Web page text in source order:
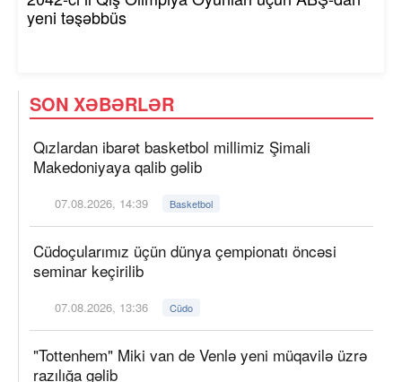
yeni təşəbbüs
SON XƏBƏRLƏR
Qızlardan ibarət basketbol millimiz Şimali
Makedoniyaya qalib gəlib
07.08.2026, 14:39 Basketbol
Cüdoçularımız üçün dünya çempionatı öncəsi
seminar keçirilib
07.08.2026, 13:36 Cüdo
"Tottenhem" Miki van de Venlə yeni müqavilə üzrə
razılığa gəlib